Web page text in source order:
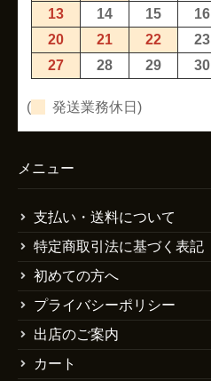
13
14 15 16
20
21 22 23
27
28 29 30
( 発送業務休日)
メニュー
支払い・送料について
特定商取引法に基づく表記
初めての方へ
プライバシーポリシー
出店のご案内
カート